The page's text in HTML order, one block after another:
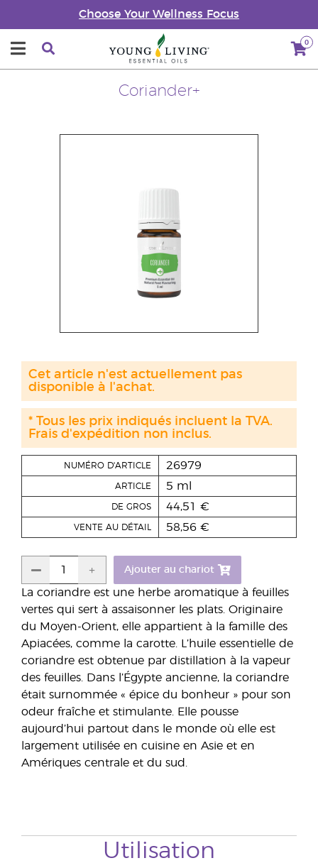
Choose Your Wellness Focus
0
Coriander+
La coriandre est une herbe aromatique à feuilles
vertes qui sert à assaisonner les plats. Originaire
du Moyen-Orient, elle appartient à la famille des
Apiacées, comme la carotte. L’huile essentielle de
coriandre est obtenue par distillation à la vapeur
des feuilles. Dans l’Égypte ancienne, la coriandre
était surnommée « épice du bonheur » pour son
odeur fraîche et stimulante. Elle pousse
aujourd’hui partout dans le monde où elle est
largement utilisée en cuisine en Asie et en
Amériques centrale et du sud.
NUMÉRO D'ARTICLE 26979
ARTICLE 5 ml
DE GROS 44,51 €
VENTE AU DÉTAIL 58,56 €
Ajouter au chariot
Cet article n'est actuellement pas
disponible à l'achat.
* Tous les prix indiqués incluent la TVA.
Frais d'expédition non inclus.
Utilisation